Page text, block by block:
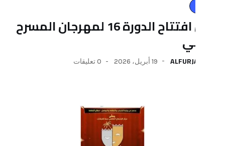
حفل افتتاح الدورة 16 لمهرجان المسرح
0 تعليقات